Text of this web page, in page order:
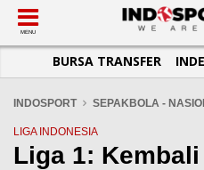
SUB-MENU
SEPAKBOLA
LIGA INGGRIS
SUB-MENU
SPORTAINMENT
SUB-MENU
OTOMOTIF
OTOMANIA
SUB-MENU
BASKET
FUTSAL
SUB-MENU
JADWAL
SUB-MENU
TOPIK HARI INI
INFOGRAFIS
MENU
BURSA TRANSFER
INDOSPORT SEPAKBOLA -
LIGA INDONESIA
Liga 1: